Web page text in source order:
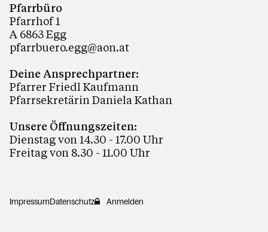
Pfarrbüro
Pfarrhof 1
A 6863 Egg
pfarrbuero.egg@aon.at
Deine Ansprechpartner:
Pfarrer Friedl Kaufmann
Pfarrsekretärin Daniela Kathan
Unsere Öffnungszeiten:
Dienstag von 14.30 - 17.00 Uhr
Freitag von 8.30 - 11.00 Uhr
ImpressumDatenschutz Anmelden